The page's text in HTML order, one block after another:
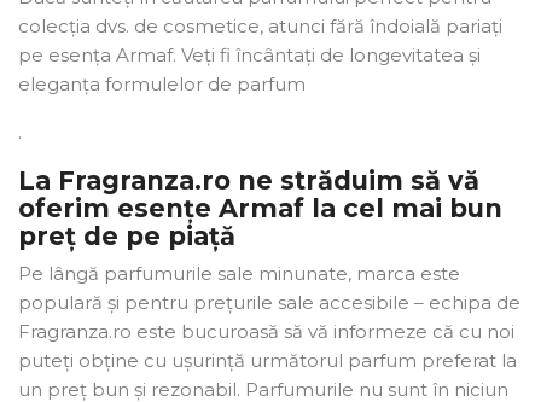
colecția dvs. de cosmetice, atunci fără îndoială pariați
pe esența Armaf. Veți fi încântați de longevitatea și
eleganța formulelor de parfum
.
La Fragranza.ro ne străduim să vă
oferim esențe Armaf la cel mai bun
preț de pe piață
Pe lângă parfumurile sale minunate, marca este
populară și pentru prețurile sale accesibile – echipa de
Fragranza.ro este bucuroasă să vă informeze că cu noi
puteți obține cu ușurință următorul parfum preferat la
un preț bun și rezonabil. Parfumurile nu sunt în niciun